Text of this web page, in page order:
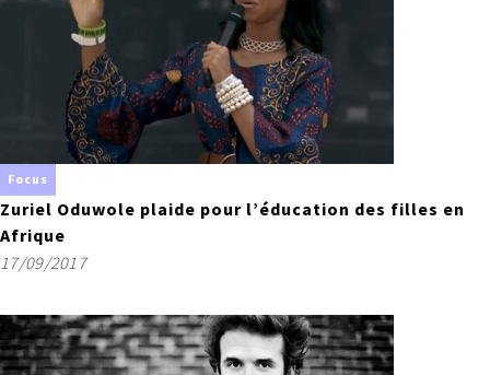
Focus
Zuriel Oduwole plaide pour l’éducation des filles en
Afrique
17/09/2017